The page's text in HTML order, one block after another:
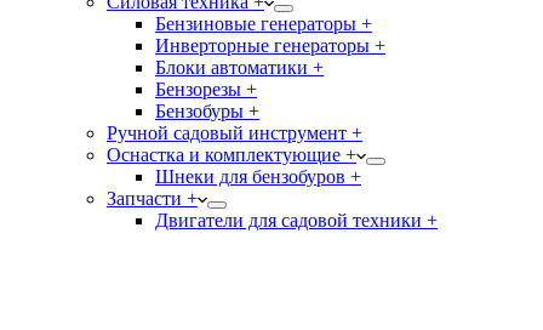
Бензиновые генераторы +
Инверторные генераторы +
Блоки автоматики +
Бензорезы +
Бензобуры +
Ручной садовый инструмент +
Оснастка и комплектующие +
Шнеки для бензобуров +
Запчасти +
Двигатели для садовой техники +